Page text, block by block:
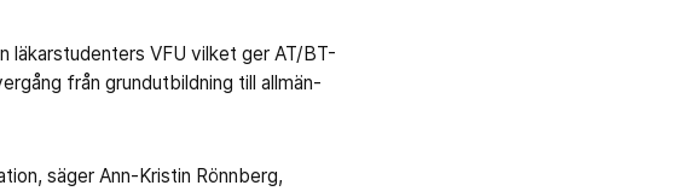
läkarstudenters VFU vilket ger AT/BT-
från grundutbildning till allmän-
säger Ann-Kristin Rönnberg,